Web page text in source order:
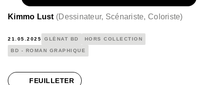
Kimmo Lust (Dessinateur, Scénariste, Coloriste)
21.05.2025 GLÉNAT BD HORS COLLECTION
BD - ROMAN GRAPHIQUE
FEUILLETER